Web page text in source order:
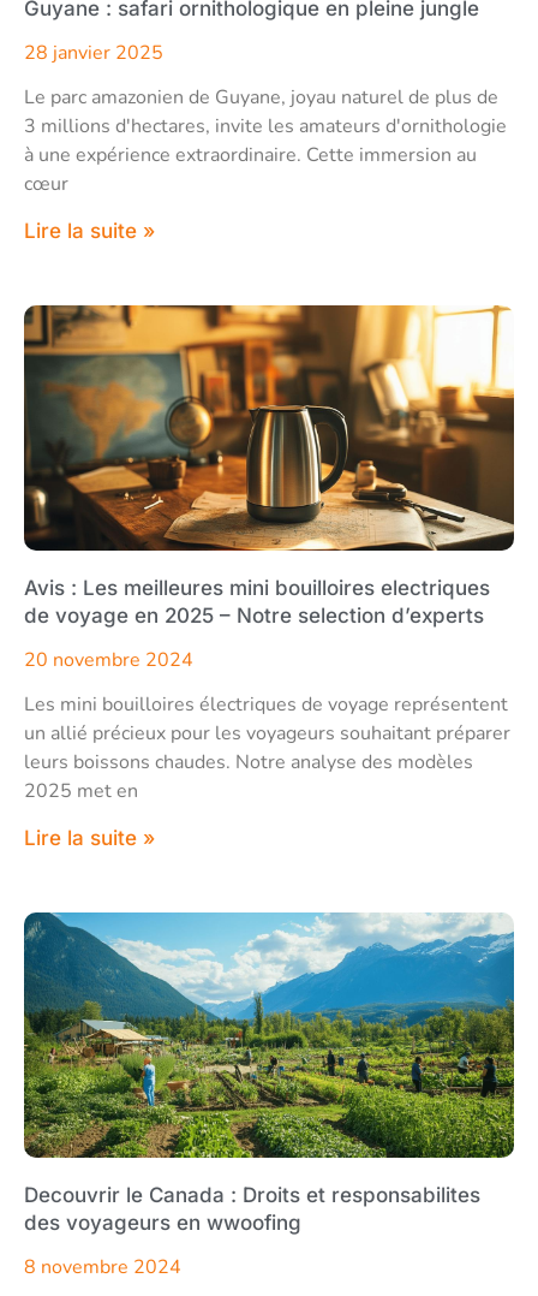
Guyane : safari ornithologique en pleine jungle
28 janvier 2025
Le parc amazonien de Guyane, joyau naturel de plus de
3 millions d'hectares, invite les amateurs d'ornithologie
à une expérience extraordinaire. Cette immersion au
cœur
Lire la suite »
Avis : Les meilleures mini bouilloires electriques
de voyage en 2025 – Notre selection d’experts
20 novembre 2024
Les mini bouilloires électriques de voyage représentent
un allié précieux pour les voyageurs souhaitant préparer
leurs boissons chaudes. Notre analyse des modèles
2025 met en
Lire la suite »
Decouvrir le Canada : Droits et responsabilites
des voyageurs en wwoofing
8 novembre 2024